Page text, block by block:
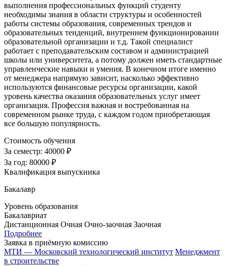
выполнения профессиональных функций студенту
необходимы знания в области структуры и особенностей
работы системы образования, современных трендов и
образовательных тенденций, внутреннем функционировании
образовательной организации и т.д. Такой специалист
работает с преподавательским составом и администрацией
школы или университета, а потому должен иметь стандартные
управленческие навыки и умения. В конечном итоге именно
от менеджера напрямую зависит, насколько эффективно
используются финансовые ресурсы организации, какой
уровень качества оказания образовательных услуг имеет
организация. Профессия важная и востребованная на
современном рынке труда, с каждом годом приобретающая
все большую популярность.
Стоимость обучения
За семестр: 40000 ₽
За год: 80000 ₽
Квалификация выпускника
Бакалавр
Уровень образования
Бакалавриат
Дистанционная Очная Очно-заочная Заочная
Подробнее
Заявка в приёмную комиссию
МТИ — Московский технологический институт Менеджмент
в строительстве